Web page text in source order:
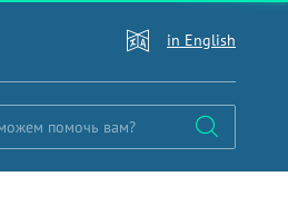
in English